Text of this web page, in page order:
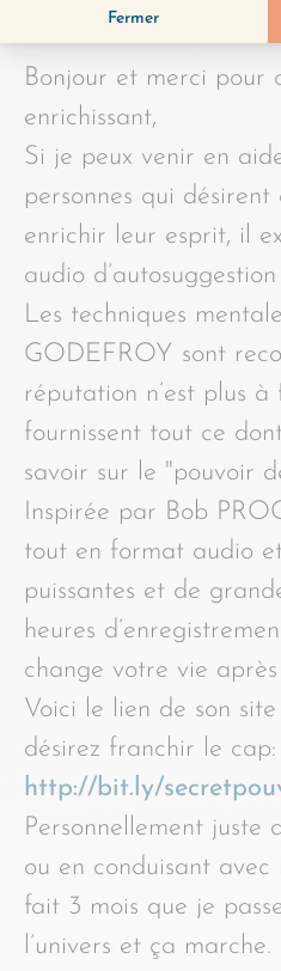
Bonjour et merci pour
enrichissant,
Si je peux venir en
personnes qui
enrichir leur esprit, il
audio
Les techniques
GODEFROY sont
réputation n’est plus à
fournissent tout ce
savoir sur le "pouvoir
Inspirée par Bob
tout en format audio
puissantes et de
heures
change votre vie après
Voici le lien de son
désirez franchir le cap:
http://bit.ly/
Personnellement juste
ou en conduisant avec
fait 3 mois que je
l’univers et ça marche.